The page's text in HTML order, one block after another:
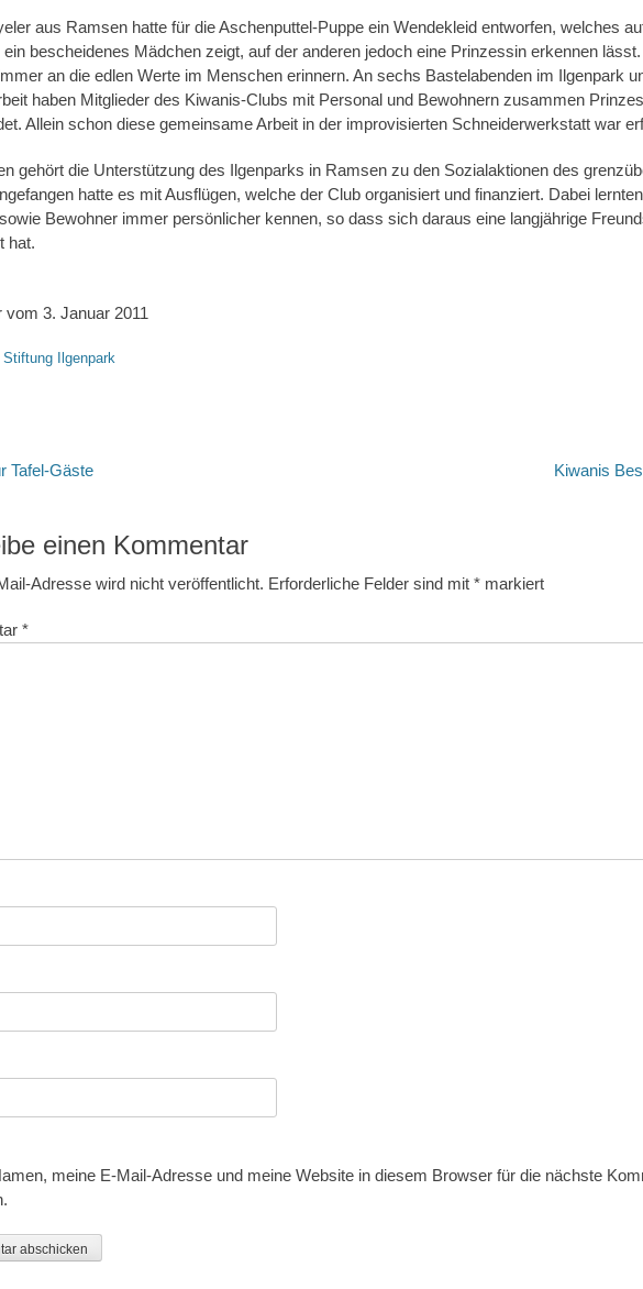
aus Ramsen hatte für die Aschenputtel-Puppe ein Wendekleid entworfen, welches
ein bescheidenes Mädchen zeigt, auf der anderen jedoch eine Prinzessin erkennen
an die edlen Werte im Menschen erinnern. An sechs Bastelabenden im Ilgenpark
haben Mitglieder des Kiwanis-Clubs mit Personal und Bewohnern zusammen
Allein schon diese gemeinsame Arbeit in der improvisierten Schneiderwerkstatt war
gehört die Unterstützung des Ilgenparks in Ramsen zu den Sozialaktionen des
hatte es mit Ausflügen, welche der Club organisiert und finanziert. Dabei
Bewohner immer persönlicher kennen, so dass sich daraus eine langjährige
hat.
vom 3. Januar 2011
Stiftung Ilgenpark
Tafel-Gäste Kiwanis
einen Kommentar
Adresse wird nicht veröffentlicht. Erforderliche Felder sind mit * markiert
*
meine E-Mail-Adresse und meine Website in diesem Browser für die nächste